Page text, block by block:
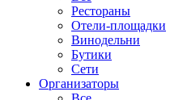
Рестораны
Отели-площадки
Винодельни
Бутики
Сети
Организаторы